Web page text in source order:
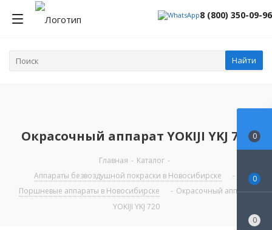
8 (800) 350-09-96
Найти
Окрасочный аппарат YOKIJI YKJ 720
Главная - Каталог -
Аппараты безвоздушной покраски в Новосибирске
-
Поршневые аппараты в Новосибирске
- Окрасочный аппарат
YOKIJI YKJ 720
0
0
0